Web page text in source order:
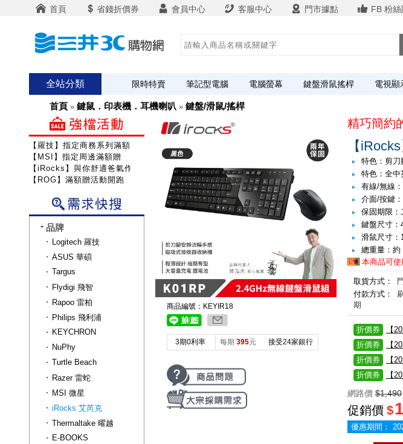
首頁 省錢折價券 會員中心 客服中心 門市據點 FB 粉絲
全站分類 限時特賣 筆記型電腦 電腦螢幕 鍵盤滑鼠搖桿 電視顯
首頁 » 鍵鼠．印表機．耳機喇叭 » 鍵盤/滑鼠/搖桿
商品編號：KEYIR18
3期0利率 每期 395元 接受24家銀行
精巧簡約
【
特色：剪刀
特色：全中
有線/無線
介面/按鍵
保固期限：
鍵盤尺寸：
滑鼠尺寸：
總重量：約
本商品可
取貨方式：
付款方式：
期
折價券
【
折價券
【
折價券
【
折價券
【
網路價 $1,490
促銷價 $
優惠期間：
【羅技】指定商務系列滿額送咖啡
【MSI】指定周邊滿額贈
【iRocks】與你舒適爸氣作戰!
【ROG】滿額贈活動開跑
品牌
Logitech 羅技
ASUS 華碩
Targus
Flydigi 飛智
Rapoo 雷柏
Philips 飛利浦
KEYCHRON
NuPhy
Turtle Beach
Razer 雷蛇
MSI 微星
iRocks 艾芮克
Thermaltake 曜越
E-BOOKS